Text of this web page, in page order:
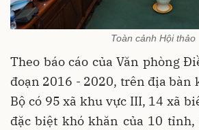
Toàn cảnh Hội thảo
Theo báo cáo của Văn phòng
đoạn 2016 - 2020, trên địa bàn
Bộ có 95 xã khu vực III, 14 xã
đặc biệt khó khăn của 10 tỉnh,